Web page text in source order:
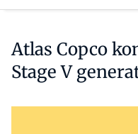
Atlas Copco
Stage V